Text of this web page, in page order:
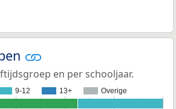
en per schooljaar.
9-12 13+ Overige